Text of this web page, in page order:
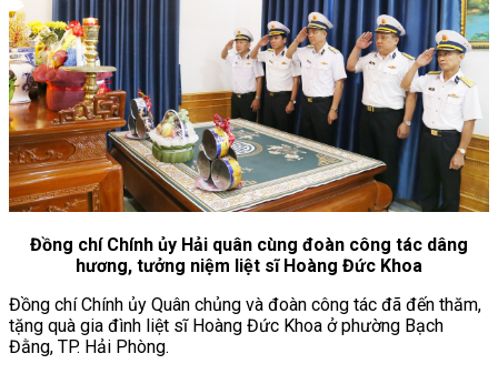
Đồng chí Chính ủy Hải quân cùng đoàn công tác dâng
hương, tưởng niệm liệt sĩ Hoàng Đức Khoa
Đồng chí Chính ủy Quân chủng và đoàn công tác đã đến thăm,
tặng quà gia đình liệt sĩ Hoàng Đức Khoa ở phường Bạch
Đằng, TP. Hải Phòng.